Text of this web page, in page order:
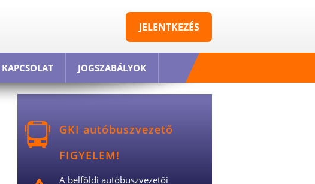
KAPCSOLAT JOGSZABÁLYOK
JELENTKEZÉS
GKI autóbuszvezető
FIGYELEM!
A belföldi autóbuszvezetői